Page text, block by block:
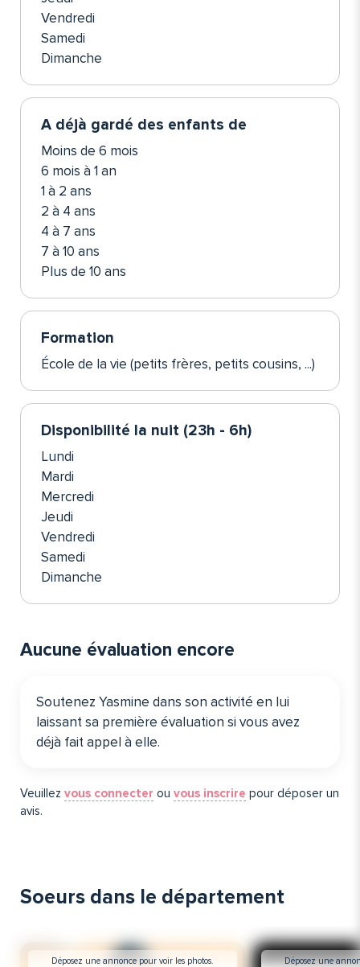
Vendredi
Samedi
Dimanche
A déjà gardé des enfants de
Moins de 6 mois
6 mois à 1 an
1 à 2 ans
2 à 4 ans
4 à 7 ans
7 à 10 ans
Plus de 10 ans
Formation
École de la vie (petits frères, petits cousins, ...)
Disponibilité la nuit (23h - 6h)
Lundi
Mardi
Mercredi
Jeudi
Vendredi
Samedi
Dimanche
Aucune évaluation encore
Soutenez Yasmine dans son activité en lui
laissant sa première évaluation si vous avez
déjà fait appel à elle️.
Veuillez vous connecter ou vous inscrire pour déposer un
avis.
Soeurs dans le département
Déposez une annonce pour voir les photos. Déposez une